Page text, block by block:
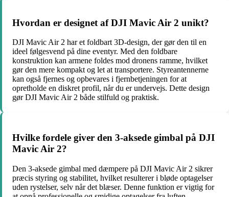
Hvordan er designet af DJI Mavic Air 2 unikt?
DJI Mavic Air 2 har et foldbart 3D-design, der gør den til en
ideel følgesvend på dine eventyr. Med den foldbare
konstruktion kan armene foldes mod dronens ramme, hvilket
gør den mere kompakt og let at transportere. Styreantennerne
kan også fjernes og opbevares i fjernbetjeningen for at
opretholde en diskret profil, når du er undervejs. Dette design
gør DJI Mavic Air 2 både stilfuld og praktisk.
Hvilke fordele giver den 3-aksede gimbal på DJI
Mavic Air 2?
Den 3-aksede gimbal med dæmpere på DJI Mavic Air 2 sikrer
præcis styring og stabilitet, hvilket resulterer i bløde optagelser
uden rystelser, selv når det blæser. Denne funktion er vigtig for